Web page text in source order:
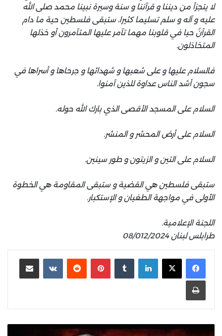
لا يتجزأ من ديننا و قرآننا و سنة وسيرة نبينا محمد صلى الله
عليه و آله و سلم تسليما كثيرا، ستبقى فلسطين حية ما دام
القرآنُ حيا في قلوبنا مهما تآمر عليها المتآمرون أو خذلها
المتخاذلون.
فالسلام عليها و على شعبها و شهدائها و جرحاها و أسراها في
سجون أشد الناس عداوة للذين آمنوا.
السلام على المسجد الأقصى الذي بارك الله حوله.
السلام على أرض المحشر و المنشر.
السلام على التين و الزيتون و طور سينين.
ستبقى فلسطين هي القضية و ستبقى المقاومة هي الخطوة
الأولى في مواجهة الطغيان و الإستكبار.
اللجنة الإعلامية.
طرابلس لبنان 08/012/2024
لينكدإن بينتيريست مشاركة عبر البريد
طباعة